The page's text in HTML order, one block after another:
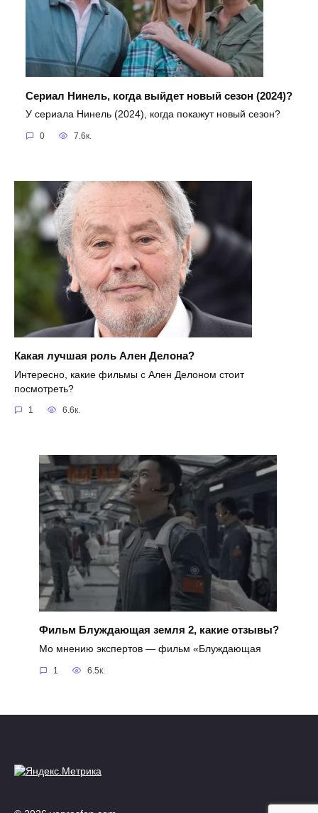
Сериал Нинель, когда выйдет новый сезон (2024)?
У сериала Нинель (2024), когда покажут новый сезон?
0 7.6к.
Какая лучшая роль Ален Делона?
Интересно, какие фильмы с Ален Делоном стоит
посмотреть?
1 6.6к.
Фильм Блуждающая земля 2, какие отзывы?
Мо мнению экспертов — фильм «Блуждающая
1 6.5к.